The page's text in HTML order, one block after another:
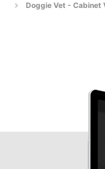
Doggie Vet - Cabinet